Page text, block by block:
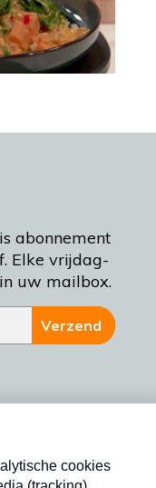
abonnement
Elke vrijdag-
uw mailbox.
Verzend